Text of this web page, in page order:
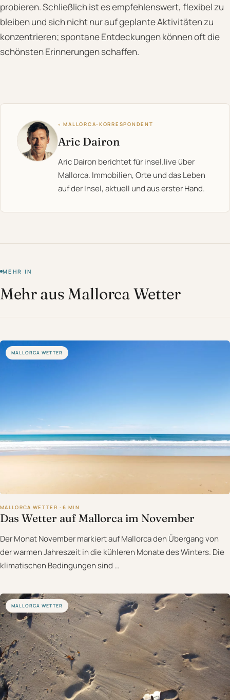
probieren. Schließlich ist es empfehlenswert, flexibel zu
bleiben und sich nicht nur auf geplante Aktivitäten zu
konzentrieren; spontane Entdeckungen können oft die
schönsten Erinnerungen schaffen.
◦ MALLORCA-KORRESPONDENT
Aric Dairon
Aric Dairon berichtet für insel.live über
Mallorca. Immobilien, Orte und das Leben
auf der Insel, aktuell und aus erster Hand.
MEHR IN
Mehr aus Mallorca Wetter
MALLORCA WETTER
MALLORCA WETTER · 6 MIN
Das Wetter auf Mallorca im November
Der Monat November markiert auf Mallorca den Übergang von
der warmen Jahreszeit in die kühleren Monate des Winters. Die
klimatischen Bedingungen sind …
MALLORCA WETTER